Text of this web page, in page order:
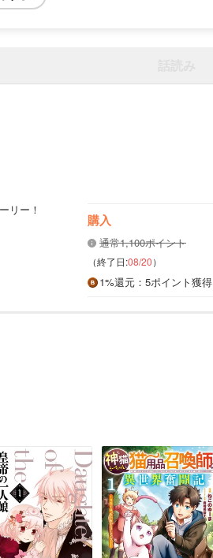
リー！
購入
通常1,100ポイント
（終了日:08/20）
1%還元 ：5ポイント獲得